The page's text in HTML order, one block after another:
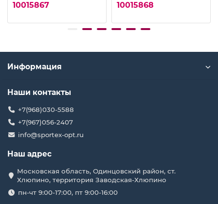
10015867 10015868
Информация
Наши контакты
+7(968)030-5588
+7(967)056-2407
info@sportex-opt.ru
Наш адрес
Московская область, Одинцовский район, ст.
Хлюпино, территория Заводская-Хлюпино
пн-чт 9:00-17:00, пт 9:00-16:00